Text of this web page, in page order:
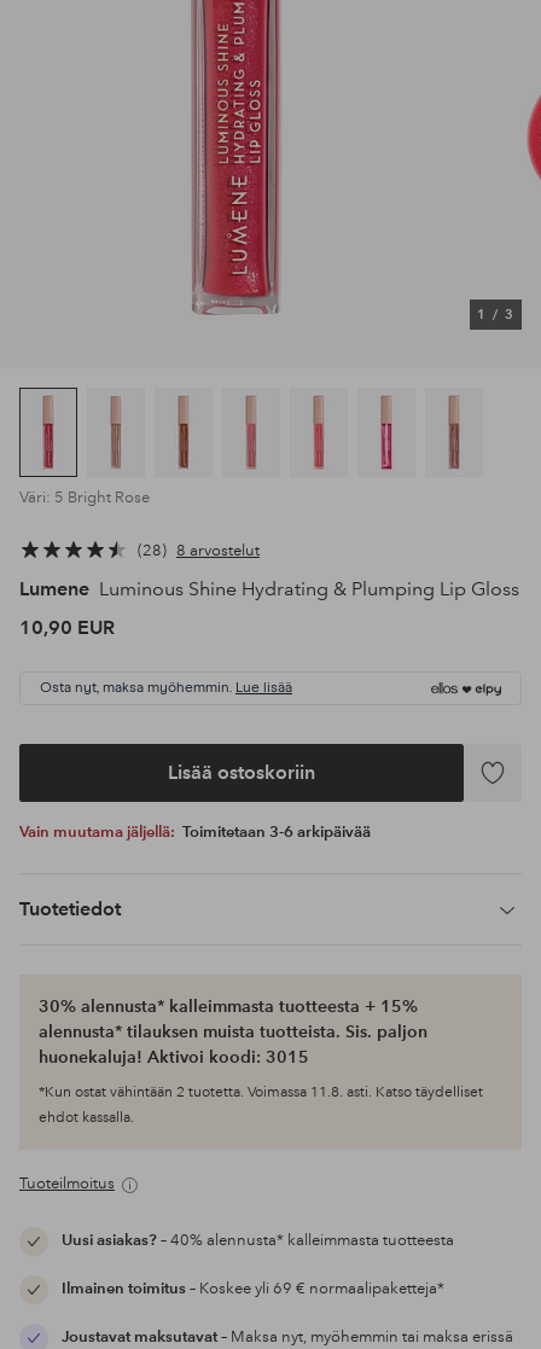
1 / 3
Väri: 5 Bright Rose
28 8 arvostelut
Lumene Luminous Shine Hydrating & Plumping Lip Gloss
10,90 EUR
Osta nyt, maksa myöhemmin. Lue lisää
Lisää ostoskoriin
Lisää
Vain muutama jäljellä: Toimitetaan 3-6 arkipäivää
Tuotetiedot
30% alennusta* kalleimmasta tuotteesta + 15%
alennusta* tilauksen muista tuotteista. Sis. paljon
huonekaluja! Aktivoi koodi: 3015
*Kun ostat vähintään 2 tuotetta. Voimassa 11.8. asti. Katso täydelliset
ehdot kassalla.
Tuoteilmoitus
Uusi asiakas?– 40% alennusta* kalleimmasta tuotteesta
Ilmainen toimitus– Koskee yli 69 € normaalipaketteja*
Joustavat maksutavat– Maksa nyt, myöhemmin tai maksa erissä